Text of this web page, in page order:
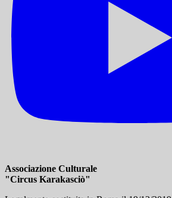
Associazione Culturale
"Circus Karakasciò"